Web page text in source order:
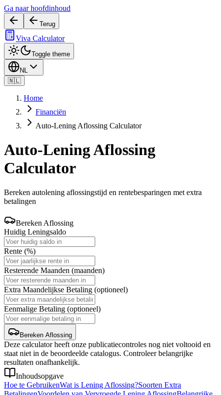
Ga naar hoofdinhoud
Terug
Viva Calculator
Toggle theme
NL
🇳🇱
Home
Financiën
Auto-Lening Aflossing Calculator
Auto-Lening Aflossing
Calculator
Bereken autolening aflossingstijd en rentebesparingen met extra
betalingen
Bereken Aflossing
Huidig Leningsaldo
Rente (%)
Resterende Maanden (maanden)
Extra Maandelijkse Betaling (optioneel)
Eenmalige Betaling (optioneel)
Bereken Aflossing
Deze calculator heeft onze publicatiecontroles nog niet voltooid en
staat niet in de beoordeelde catalogus. Controleer belangrijke
resultaten onafhankelijk.
Inhoudsopgave
Hoe te GebruikenWat is Lening Aflossing?Soorten Extra